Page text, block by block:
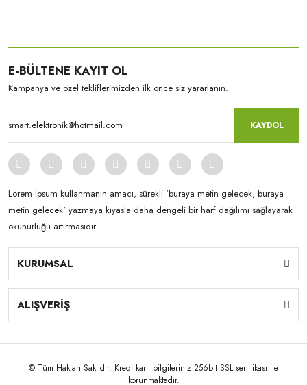
E-BÜLTENE KAYIT OL
Kampanya ve özel tekliflerimizden ilk önce siz yararlanın.
KAYDOL
Lorem Ipsum kullanmanın amacı, sürekli 'buraya metin gelecek, buraya
metin gelecek' yazmaya kıyasla daha dengeli bir harf dağılımı sağlayarak
okunurluğu artırmasıdır.
KURUMSAL
ALIŞVERİŞ
© Tüm Hakları Saklıdır. Kredi kartı bilgileriniz 256bit SSL sertifikası ile
korunmaktadır.